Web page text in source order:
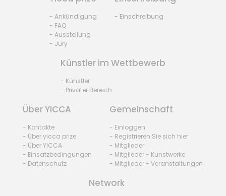
- Ankündigung
- FAQ
- Ausstellung
- Jury
- Einschreibung
Künstler im Wettbewerb
- Künstler
- Privater Bereich
Über YICCA
- Kontakte
- Über yicca prize
- Über YICCA
- Einsatzbedingungen
- Datenschutz
Gemeinschaft
- Einloggen
- Registrieren Sie sich hier
- Mitglieder
- Mitglieder - Kunstwerke
- Mitglieder - Veranstaltungen
Network